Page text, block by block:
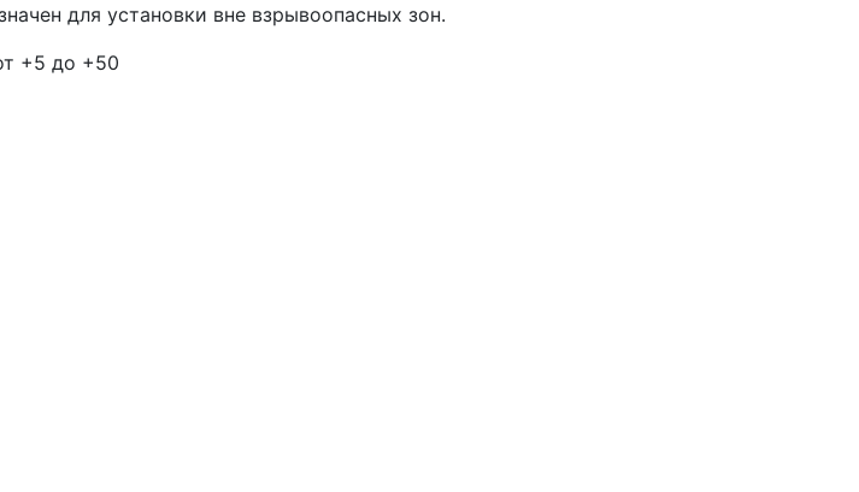
для установки вне взрывоопасных зон.
+5 до +50